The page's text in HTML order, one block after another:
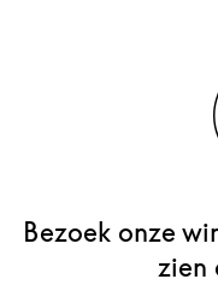
Bezoek onze
zien